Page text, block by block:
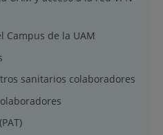
Campus de la UAM
sanitarios colaboradores